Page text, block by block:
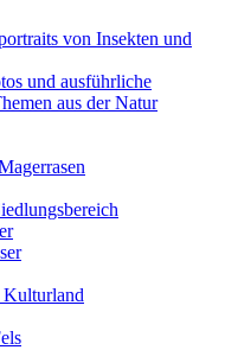
von Insekten und
und ausführliche
aus der Natur
Kulturland